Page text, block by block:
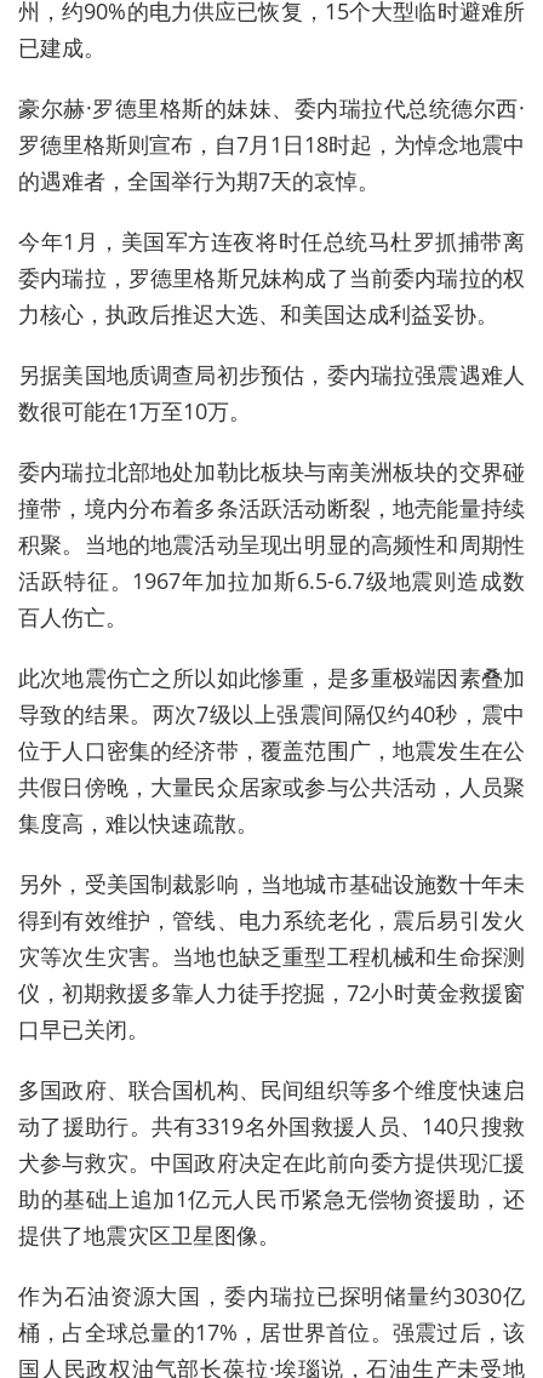
州，约90%的电力供应已恢复，15个大型临时避难所
已建成。
豪尔赫·罗德里格斯的妹妹、 委内瑞拉代总统德尔西·
罗德里格斯则宣布，自7月1日18时起，为悼念地震中
的遇难者，全国举行为期7天的哀悼。
今年1月，美国军方连夜将时任总统马杜罗抓捕带离
委内瑞拉，罗德里格斯兄妹构成了当前委内瑞拉的权
力核心，执政后推迟大选、和美国达成利益妥协。
另据美国地质调查局初步预估，委内瑞拉强震遇难人
数很可能在1万至10万。
委内瑞拉北部地处加勒比板块与南美洲板块的交界碰
撞带，境内分布着多条活跃活动断裂，地壳能量持续
积聚。当地的地震活动呈现出明显的高频性和周期性
活跃特征。1967年加拉加斯6.5-6.7级地震则造成数
百人伤亡。
此次地震伤亡之所以如此惨重，是多重极端因素叠加
导致的结果。两次7级以上强震间隔仅约40秒，‌震中
位于人口密集的经济带，覆盖范围广，地震发生在公
共假日傍晚，大量民众居家或参与公共活动，人员聚
集度高，难以快速疏散。
另外，受美国制裁影响，当地城市基础设施数十年未
得到有效维护，管线、电力系统老化，震后易引发火
灾等次生灾害。当地也缺乏重型工程机械和生命探测
仪，初期救援多靠人力徒手挖掘，72小时黄金救援窗
口早已关闭。
多国政府、联合国机构、民间组织等多个维度快速启
动了援助行。 共有3319名外国救援人员、140只搜救
犬参与救灾。中国政府决定在此前向委方提供现汇援
助的基础上追加1亿元人民币紧急无偿物资援助，还
提供了地震灾区卫星图像。
作为石油资源大国，委内瑞拉已探明储量约3030亿
桶，占全球总量的17%，居世界首位。 强震过后，该
国人民政权油气部长葆拉·埃瑙说，石油生产未受地